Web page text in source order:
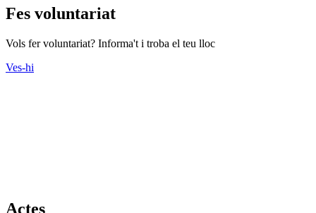
Fes voluntariat
Vols fer voluntariat? Informa't i troba el teu lloc
Ves-hi
Actes